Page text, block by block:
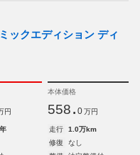
ックエディション ディ
円
本体価格
558. 0 万円
走行
1.0万km
修復
なし